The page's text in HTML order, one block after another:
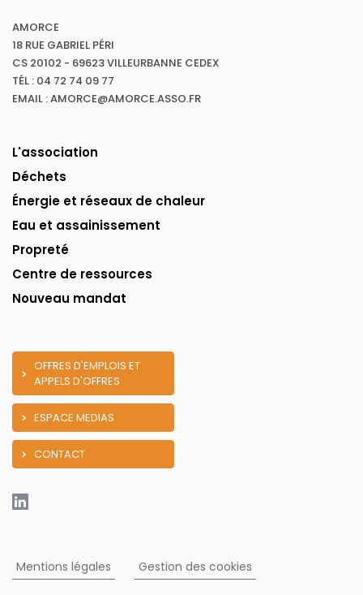
AMORCE
18 RUE GABRIEL PÉRI
CS 20102 - 69623 VILLEURBANNE CEDEX
TÉL : 04 72 74 09 77
EMAIL : AMORCE@AMORCE.ASSO.FR
L'association
Déchets
Énergie et réseaux de chaleur
Eau et assainissement
Propreté
Centre de ressources
Nouveau mandat
OFFRES D'EMPLOIS ET
APPELS D'OFFRES
ESPACE MEDIAS
CONTACT
Mentions légales Gestion des cookies